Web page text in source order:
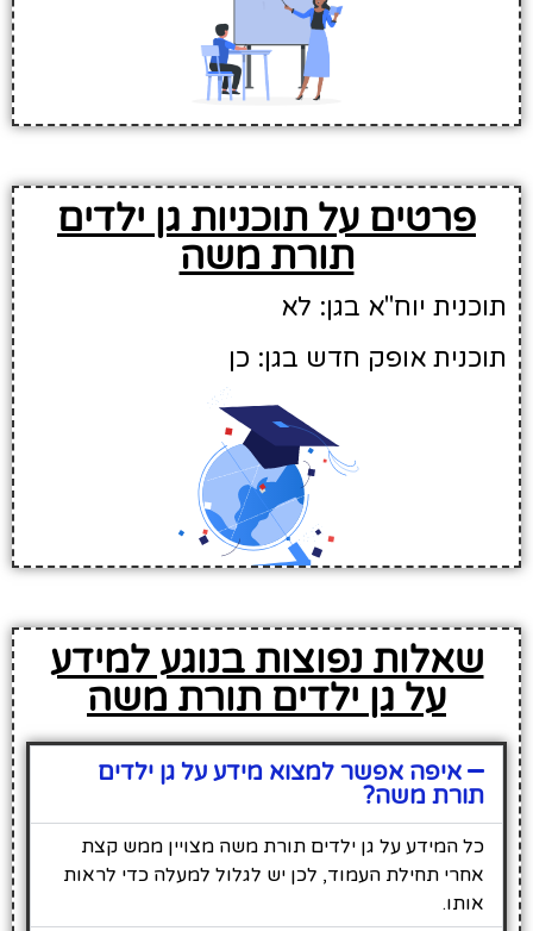
פרטים על תוכניות גן ילדים
תורת משה
תוכנית יוח"א בגן: לא
תוכנית אופק חדש בגן: כן
שאלות נפוצות בנוגע למידע
על גן ילדים תורת משה
איפה אפשר למצוא מידע על גן ילדים
תורת משה?
כל המידע על גן ילדים תורת משה מצויין ממש קצת
אחרי תחילת העמוד, לכן יש לגלול למעלה כדי לראות
אותו.